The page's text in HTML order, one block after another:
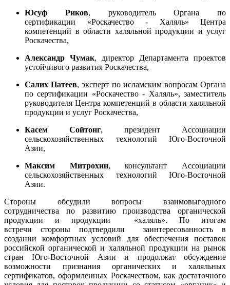
Юсуф Риков, руководитель Органа по
сертификации «Роскачество - Халяль» Центра
компетенций в области халяльной продукции и услуг
Роскачества,
Александр Чумак, директор Департамента проектов
устойчивого развития Роскачества,
Салих Патеев, эксперт по исламским вопросам Органа
по сертификации «Роскачество - Халяль», заместитель
руководителя Центра компетенций в области халяльной
продукции и услуг Роскачества,
Касем Сойтонг, президент Ассоциации
сельскохозяйственных технологий Юго-Восточной
Азии,
Максим Митрохин, консультант Ассоциации
сельскохозяйственных технологий Юго-Восточной
Азии.
Стороны обсудили вопросы взаимовыгодного
сотрудничества по развитию производства органической
продукции и продукции «халяль». По итогам
встречи стороны подтвердили заинтересованность в
создании комфортных условий для обеспечения поставок
российской органической и халяльной продукции на рынок
стран Юго-Восточной Азии и продолжат обсуждение
возможности признания органических и халяльных
сертификатов, оформленных Роскачеством, как достаточного